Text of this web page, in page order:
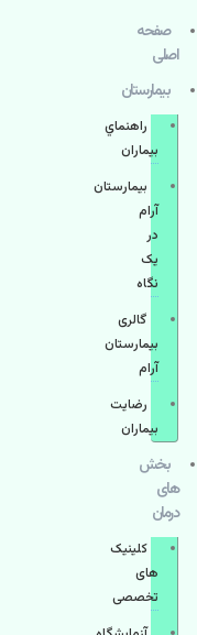
صفحه
اصلی
بيمارستان
راهنماي
بیماران
بیمارستان
آرام
در
یک
نگاه
گالری
بیمارستان
آرام
رضایت
بیماران
بخش
های
درمان
کلینیک
های
تخصصی